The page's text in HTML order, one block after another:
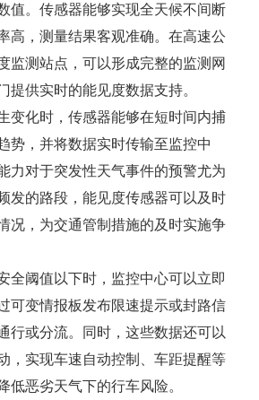
值。传感器能够实现全天候不间断
高，测量结果客观准确。在高速公
监测站点，可以形成完整的监测网
提供实时的能见度数据支持。
变化时，传感器能够在短时间内捕
势，并将数据实时传输至监控中
力对于突发性天气事件的预警尤为
发的路段，能见度传感器可以及时
况，为交通管制措施的及时实施争
全阈值以下时，监控中心可以立即
可变情报板发布限速提示或封路信
行或分流。同时，这些数据还可以
，实现车速自动控制、车距提醒等
低恶劣天气下的行车风险。